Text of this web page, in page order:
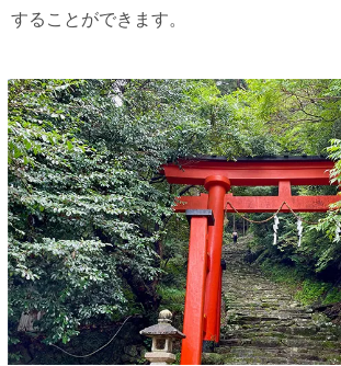
することができます。